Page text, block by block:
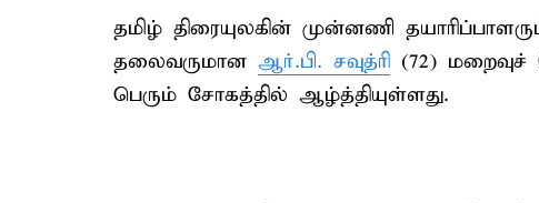
தமிழ் திரையுலகின் முன்னணி
தலைவருமான ஆர்.பி. சவுத்ரி (72) மறைவுச்
பெரும் சோகத்தில் ஆழ்த்தியுள்ளது.